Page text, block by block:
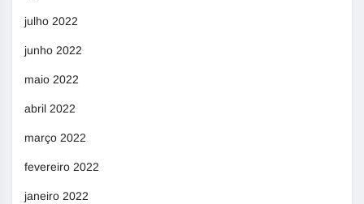
julho 2022
junho 2022
maio 2022
abril 2022
março 2022
fevereiro 2022
janeiro 2022